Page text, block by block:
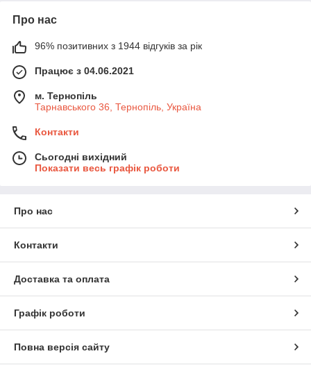
Про нас
96% позитивних з 1944 відгуків за рік
Працює з 04.06.2021
м. Тернопіль
Тарнавського 36, Тернопіль, Україна
Контакти
Сьогодні вихідний
Показати весь графік роботи
Про нас
Контакти
Доставка та оплата
Графік роботи
Повна версія сайту